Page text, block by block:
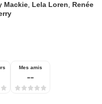
Mackie Lela Loren
Renée
Mes amis
--